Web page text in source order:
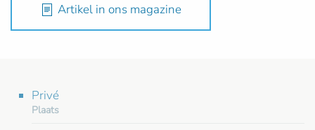
Artikel in ons magazine
Privé
Plaats